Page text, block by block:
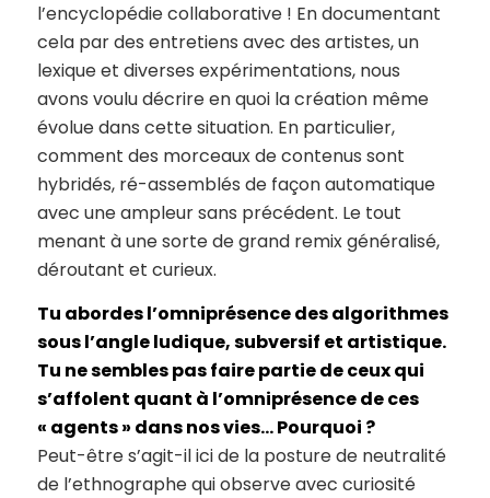
l’encyclopédie collaborative ! En documentant
cela par des entretiens avec des artistes, un
lexique et diverses expérimentations, nous
avons voulu décrire en quoi la création même
évolue dans cette situation. En particulier,
comment des morceaux de contenus sont
hybridés, ré-assemblés de façon automatique
avec une ampleur sans précédent. Le tout
menant à une sorte de grand remix généralisé,
déroutant et curieux.
Tu abordes l’omniprésence des algorithmes
sous l’angle ludique, subversif et artistique.
Tu ne sembles pas faire partie de ceux qui
s’affolent quant à l’omniprésence de ces
« agents » dans nos vies… Pourquoi ?
Peut-être s’agit-il ici de la posture de neutralité
de l’ethnographe qui observe avec curiosité